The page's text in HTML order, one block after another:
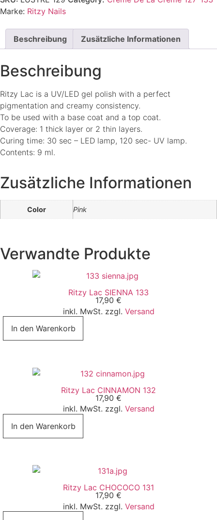
Marke: Ritzy Nails
Beschreibung Zusätzliche Informationen
Beschreibung
Ritzy Lac is a UV/LED gel polish with a perfect
pigmentation and creamy consistency.
To be used with a base coat and a top coat.
Coverage: 1 thick layer or 2 thin layers.
Curing time: 30 sec – LED lamp, 120 sec- UV lamp.
Contents: 9 ml.
Zusätzliche Informationen
Color Pink
Verwandte Produkte
Ritzy Lac SIENNA 133
17,90 €
inkl. MwSt. zzgl. Versand
In den Warenkorb
Ritzy Lac CINNAMON 132
17,90 €
inkl. MwSt. zzgl. Versand
In den Warenkorb
Ritzy Lac CHOCOCO 131
17,90 €
inkl. MwSt. zzgl. Versand